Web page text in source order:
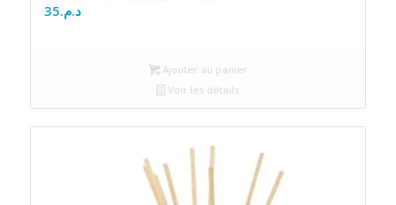
د.م.35
Ajouter au panier
Voir les détails